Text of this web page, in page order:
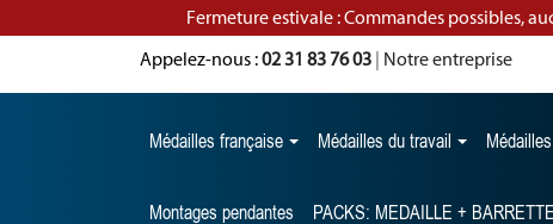
Fermeture estivale : Commandes possibles,
Appelez-nous :02 31 83 76 03 | Notre entreprise
Médailles française Médailles du travail
Montages pendantes PACKS: MEDAILLE +